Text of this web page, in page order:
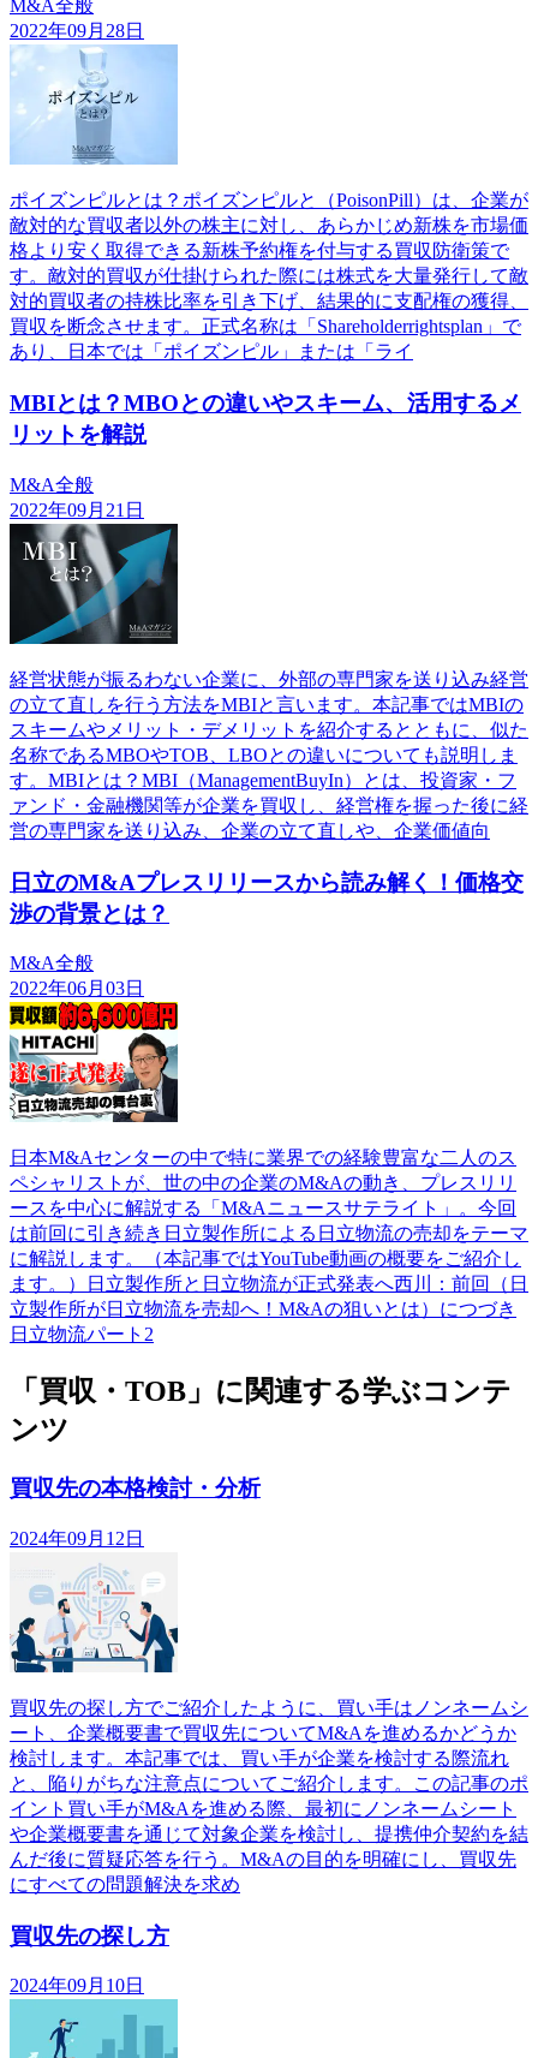
M&A全般
2022年09月28日
ポイズンピルとは？ポイズンピルと（PoisonPill）は、企業が
敵対的な買収者以外の株主に対し、あらかじめ新株を市場価
格より安く取得できる新株予約権を付与する買収防衛策で
す。敵対的買収が仕掛けられた際には株式を大量発行して敵
対的買収者の持株比率を引き下げ、結果的に支配権の獲得、
買収を断念させます。正式名称は「Shareholderrightsplan」で
あり、日本では「ポイズンピル」または「ライ
MBIとは？MBOとの違いやスキーム、活用するメ
リットを解説
M&A全般
2022年09月21日
経営状態が振るわない企業に、外部の専門家を送り込み経営
の立て直しを行う方法をMBIと言います。本記事ではMBIの
スキームやメリット・デメリットを紹介するとともに、似た
名称であるMBOやTOB、LBOとの違いについても説明しま
す。MBIとは？MBI（ManagementBuyIn）とは、投資家・フ
ァンド・金融機関等が企業を買収し、経営権を握った後に経
営の専門家を送り込み、企業の立て直しや、企業価値向
日立のM&Aプレスリリースから読み解く！価格交
渉の背景とは？
M&A全般
2022年06月03日
日本M&Aセンターの中で特に業界での経験豊富な二人のス
ペシャリストが、世の中の企業のM&Aの動き、プレスリリ
ースを中心に解説する「M&Aニュースサテライト」。今回
は前回に引き続き日立製作所による日立物流の売却をテーマ
に解説します。（本記事ではYouTube動画の概要をご紹介し
ます。）日立製作所と日立物流が正式発表へ西川：前回（日
立製作所が日立物流を売却へ！M&Aの狙いとは）につづき
日立物流パート2
「買収・TOB」に関連する学ぶコンテ
ンツ
買収先の本格検討・分析
2024年09月12日
買収先の探し方でご紹介したように、買い手はノンネームシ
ート、企業概要書で買収先についてM&Aを進めるかどうか
検討します。本記事では、買い手が企業を検討する際流れ
と、陥りがちな注意点についてご紹介します。この記事のポ
イント買い手がM&Aを進める際、最初にノンネームシート
や企業概要書を通じて対象企業を検討し、提携仲介契約を結
んだ後に質疑応答を行う。M&Aの目的を明確にし、買収先
にすべての問題解決を求め
買収先の探し方
2024年09月10日